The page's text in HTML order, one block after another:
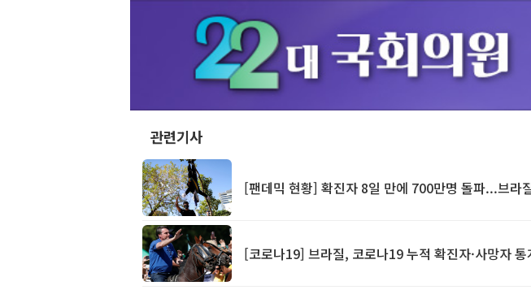
관련기사
[팬데믹 현황] 확진자 8일 만에 700만명 돌파...브라
[코로나19] 브라질, 코로나19 누적 확진자·사망자